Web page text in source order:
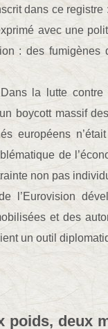
dans ce
avec une
: des fumigènes
la lutte contre
boycott massif
européens
de
non pas
l’Eurovision
et des
un outil
poids, deux